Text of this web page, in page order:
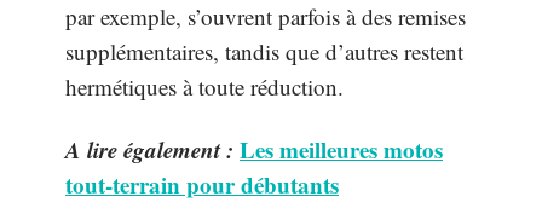
par exemple, s’ouvrent parfois à des remises
supplémentaires, tandis que d’autres restent
hermétiques à toute réduction.
A lire également : Les meilleures motos
tout-terrain pour débutants